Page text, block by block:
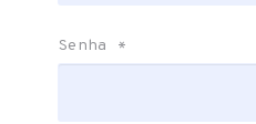
Senha *